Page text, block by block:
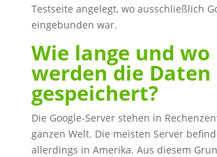
Testseite angelegt, wo ausschließlich
eingebunden war.
Wie lange und wo
werden die Daten
gespeichert?
Die Google-Server stehen in
ganzen Welt. Die meisten Server
allerdings in Amerika. Aus diesem